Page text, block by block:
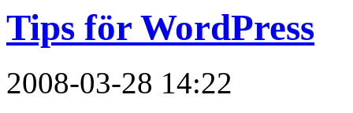
Tips för WordPress
2008-03-28 14:22